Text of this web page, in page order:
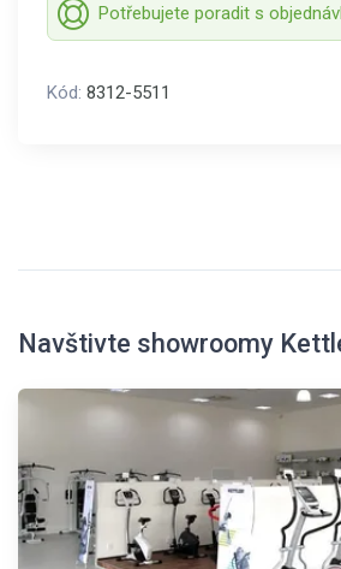
Potřebujete poradit s
Kód: 8312-5511
Navštivte showroomy